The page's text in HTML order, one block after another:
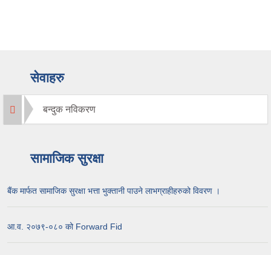
सेवाहरु
बन्दुक नविकरण
सामाजिक सुरक्षा
बैंक मार्फत सामाजिक सुरक्षा भत्ता भुक्तानी पाउने लाभग्राहीहरुको विवरण ।
आ.व. २०७९-०८० को Forward Fid